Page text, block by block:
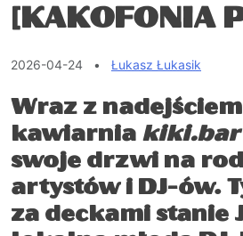
[KAKOFONIA
2026-04-24 • Łukasz Łukasik
Wraz z
kawiarnia kiki.bar
swoje drzwi na
artystów i DJ-ów.
za deckami stanie